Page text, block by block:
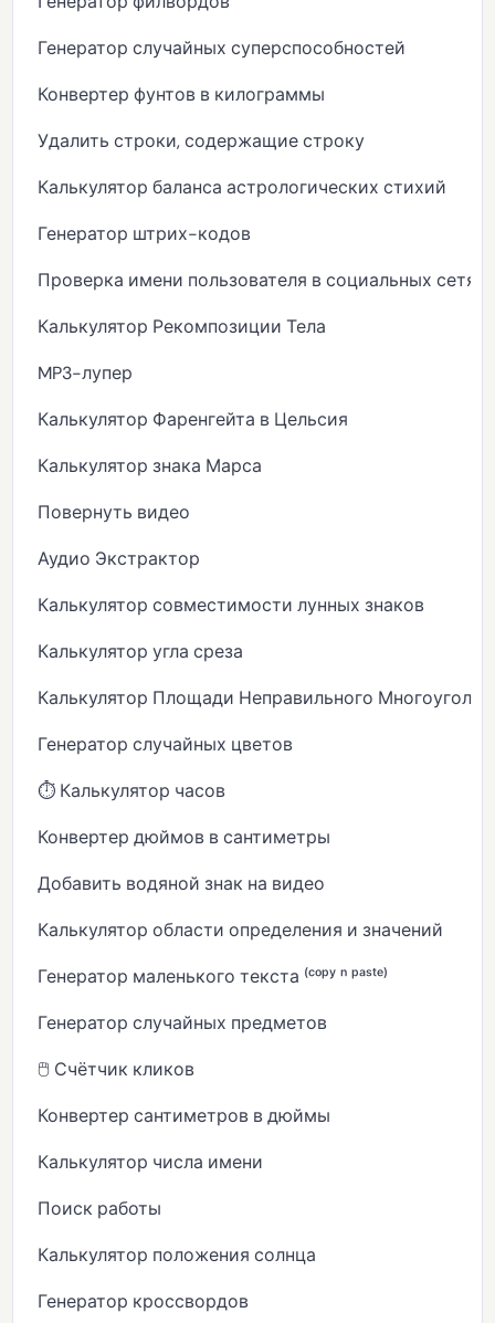
Генератор случайных суперспособностей
Конвертер фунтов в килограммы
Удалить строки, содержащие строку
Калькулятор баланса астрологических стихий
Генератор штрих-кодов
Проверка имени пользователя в социальных сетях
Калькулятор Рекомпозиции Тела
MP3-лупер
Калькулятор Фаренгейта в Цельсия
Калькулятор знака Марса
Повернуть видео
Аудио Экстрактор
Калькулятор совместимости лунных знаков
Калькулятор угла среза
Калькулятор Площади Неправильного
Генератор случайных цветов
⏱️ Калькулятор часов
Конвертер дюймов в сантиметры
Добавить водяной знак на видео
Калькулятор области определения и значений
Генератор маленького текста ⁽ᶜᵒᵖʸ ⁿ ᵖᵃˢᵗᵉ⁾
Генератор случайных предметов
🖱️ Счётчик кликов
Конвертер сантиметров в дюймы
Калькулятор числа имени
Поиск работы
Калькулятор положения солнца
Генератор кроссвордов